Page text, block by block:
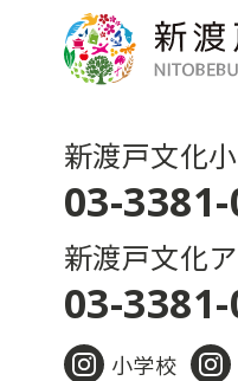
新渡戸文化
03-
新渡戸文化
03-
小学校